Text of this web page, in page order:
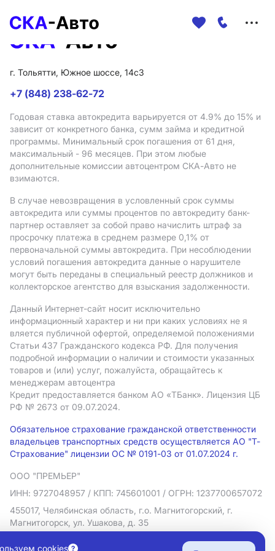
г. Тольятти, Южное шоссе, 14с3
+7 (848) 238-62-72
Годовая ставка автокредита варьируется от 4.9% до 15% и
зависит от конкретного банка, сумм займа и кредитной
программы. Минимальный срок погашения от 61 дня,
максимальный - 96 месяцев. При этом любые
дополнительные комиссии автоцентром СКА-Авто не
взимаются.
В случае невозвращения в условленный срок суммы
автокредита или суммы процентов по автокредиту банк-
партнер оставляет за собой право начислить штраф за
просрочку платежа в среднем размере 0,1% от
первоначальной суммы автокредита. При несоблюдении
условий погашения автокредита данные о нарушителе
могут быть переданы в специальный реестр должников и
коллекторское агентство для взыскания задолженности.
Данный Интернет-сайт носит исключительно
информационный характер и ни при каких условиях не я
вляется публичной офертой, определяемой положениями
Статьи 437 Гражданского кодекса РФ. Для получения
подробной информации о наличии и стоимости указанных
товаров и (или) услуг, пожалуйста, обращайтесь к
менеджерам автоцентра
Кредит предоставляется банком АO «ТБанк». Лицензия ЦБ
РФ № 2673 от 09.07.2024.
Обязательное страхование гражданской ответственности
владельцев транспортных средств осуществляется АО "Т-
Страхование" лицензии ОС № 0191-03 от 01.07.2024 г.
ООО "ПРЕМЬЕР"
ИНН: 9727048957 / КПП: 745601001 / ОГРН: 1237700657072
455017, Челябинская область, г.о. Магнитогорский, г.
Магнитогорск, ул. Ушакова, д. 35
Политика в отношении обработки персональных данных
cookies